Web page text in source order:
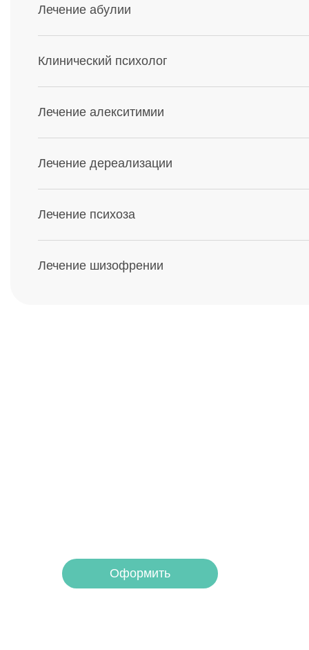
Лечение абулии
Клинический психолог
Лечение алекситимии
Лечение дереализации
Лечение психоза
Лечение шизофрении
Оформить